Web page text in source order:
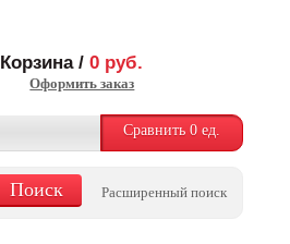
Корзина /0 руб.
Оформить заказ
Сравнить 0ед.
Расширенный поиск